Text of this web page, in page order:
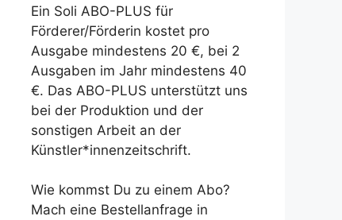
Ein Soli ABO-PLUS für
Förderer/Förderin kostet pro
Ausgabe mindestens 20 €, bei 2
Ausgaben im Jahr mindestens 40
€. Das ABO-PLUS unterstützt uns
bei der Produktion und der
sonstigen Arbeit an der
Künstler*innenzeitschrift.
Wie kommst Du zu einem Abo?
Mach eine Bestellanfrage in